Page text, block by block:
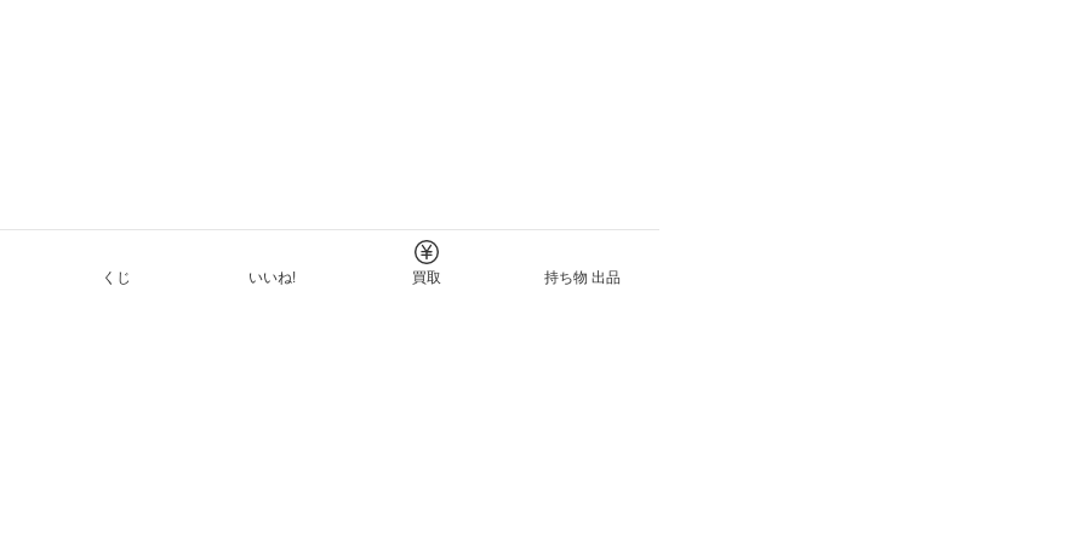
くじ いいね! 買取 持ち物 出品